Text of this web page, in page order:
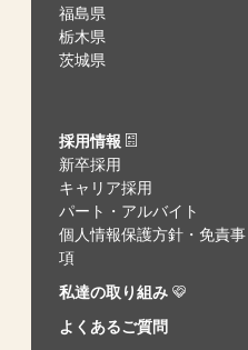
福島県
栃木県
茨城県
採用情報
新卒採用
キャリア採用
パート・アルバイト
個人情報保護方針・免責事
項
私達の取り組み
よくあるご質問